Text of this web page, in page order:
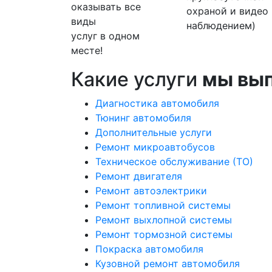
оказывать все
виды
услуг в одном
месте!
охраной и видео
наблюдением)
Какие услуги мы
Диагностика автомобиля
Тюнинг автомобиля
Дополнительные услуги
Ремонт микроавтобусов
Техническое обслуживание (ТО)
Ремонт двигателя
Ремонт автоэлектрики
Ремонт топливной системы
Ремонт выхлопной системы
Ремонт тормозной системы
Покраска автомобиля
Кузовной ремонт автомобиля